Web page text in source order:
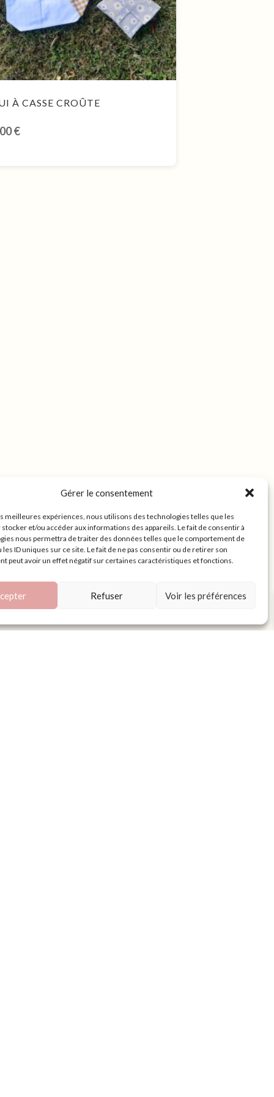
Gérer le consentement
meilleures expériences, nous utilisons des technologies telles que les
et/ou accéder aux informations des appareils. Le fait de consentir à
nous permettra de traiter des données telles que le comportement de
les ID uniques sur ce site. Le fait de ne pas consentir ou de retirer son
peut avoir un effet négatif sur certaines caractéristiques et fonctions.
Refuser Voir les préférences
À CASSE CROÛTE
€